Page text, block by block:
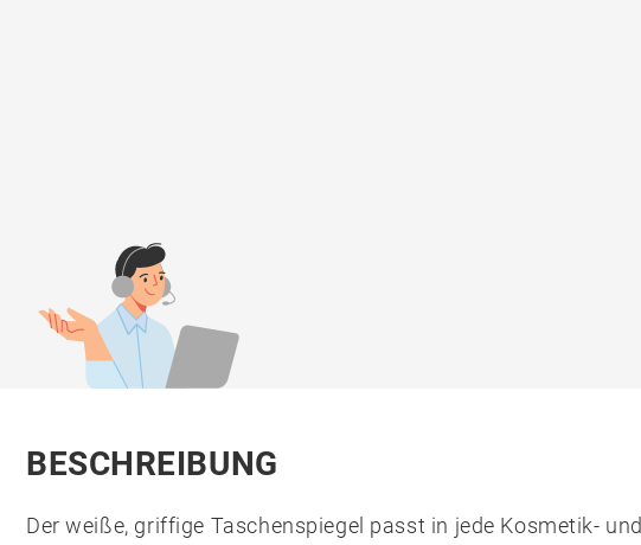
BESCHREIBUNG
Der weiße, griffige Taschenspiegel passt in jede Kosmetik- und